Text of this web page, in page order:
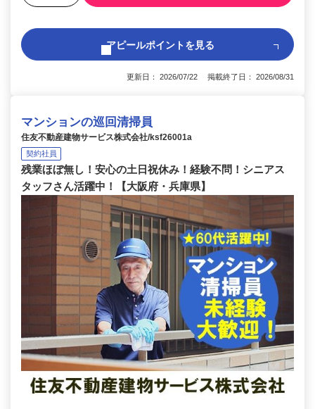
アピールポイントを見る
更新日： 2026/07/22 掲載終了日： 2026/08/31
マンションの巡回清掃員
住友不動産建物サービス株式会社/ksf26001a
契約社員
残業ほぼ無し！安心の土日祝休み！経験不問！シニアス
タッフさん活躍中！【大阪府・兵庫県】